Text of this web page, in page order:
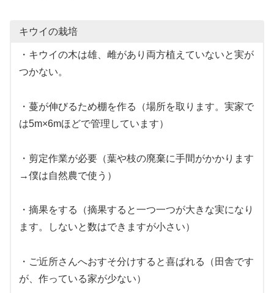
キウイの栽培
・キウイの木は雄、雌があり両方植えていないと実が
つかない。
・蔓が伸びるため棚を作る（場所を取ります。実家で
は5m×6mほどで管理しています）
・剪定作業が必要（葉や枝の廃棄に手間がかかります
→僕は自然農で使う）
・摘果をする（摘果すると一つ一つが大きな実になり
ます。しないと数はできますが小さい）
・ご近所さんへおすそ分けすると喜ばれる（田舎です
が、作っている家が少ない）